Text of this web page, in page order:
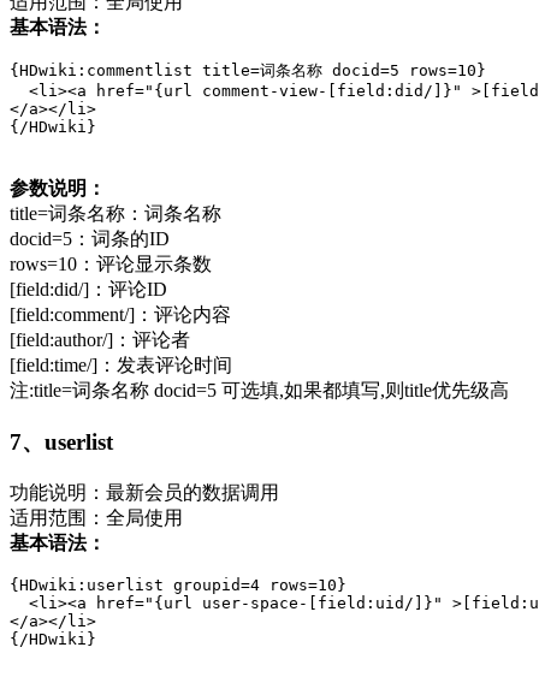
基本语法：
{HDwiki:commentlist title=词条名称 docid=5 rows=10}
<li><a href="{url comment-view-[field:did/]}"
</a></li>
{/HDwiki}
参数说明：
title=词条名称：词条名称
docid=5：词条的ID
rows=10：评论显示条数
[field:did/]：评论ID
[field:comment/]：评论内容
[field:author/]：评论者
[field:time/]：发表评论时间
注:title=词条名称 docid=5 可选填,如果都填写,则title优先级高
7、userlist
功能说明：最新会员的数据调用
适用范围：全局使用
基本语法：
{HDwiki:userlist groupid=4 rows=10}
<li><a href="{url user-space-[field:uid/]}"
</a></li>
{/HDwiki}